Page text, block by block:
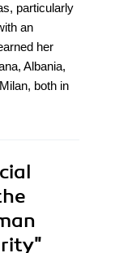
particularly
an
her
Albania,
both in